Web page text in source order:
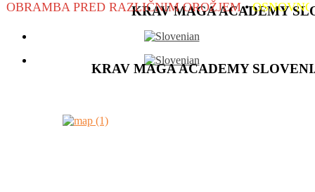
PRED RAZLIČNIM OROŽJEM•OSNOVNO IN
KRAV MAGA ACADEMY
KRAV MAGA ACADEMY